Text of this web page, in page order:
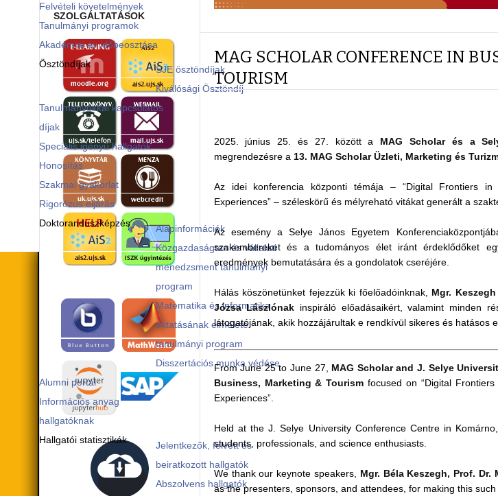
Felvételi követelmények
Tanulmányi programok
Akadémiai év időbeosztása
Ösztöndíjak
SJE ösztöndíjak
Kiválósági Ösztöndíj
Tanulmányokkal kapcsolatos
díjak
Speciális igényű hallgatók
Honosítás
Szakmai gyakorlat
Rigorózus eljárás
Doktoranduszképzés
Alapinformációk
Közgazdaságtan és vállalati
menedzsment tanulmányi
program
Matematika és informatika
oktatásának elmélete
tanulmányi program
Disszertációs munka védése
Alumni portál
Információs anyag
hallgatóknak
Hallgatói statisztikák
Jelentkezők, felvett és
beiratkozott hallgatók
Abszolvens hallgatók
MAG SCHOLAR CONFERENCE IN
TOURISM
2025. június 25. és 27. között a MAG Scholar és a
megrendezésre a 13. MAG Scholar Üzleti, Marketing és
Az idei konferencia központi témája – “Digital Frontiers in
Experiences” – széleskörű és mélyreható vitákat generált a
Az esemény a Selye János Egyetem
szakembereket és a tudományos élet iránt érdeklődőket
eredmények bemutatására és a gondolatok cseréjére.
Hálás köszönetünket fejezzük ki főelőadóinknak, Mgr.
Józsa Lászlónak inspiráló előadásaikért, valamint minden
látogatójának, akik hozzájárultak e rendkívül sikeres és hatásos
From June 25 to June 27, MAG Scholar and J. Selye
Business, Marketing & Tourism focused on “Digital
Experiences”.
Held at the J. Selye University Conference Centre in
students, professionals, and science enthusiasts.
We thank our keynote speakers, Mgr. Béla Keszegh, Prof. Dr.
as the presenters, sponsors, and attendees, for making this
SZOLGÁLTATÁSOK